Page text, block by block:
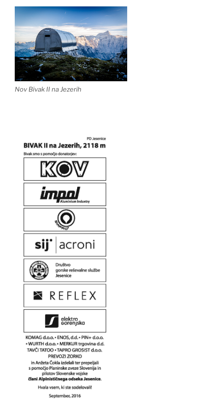
Nov Bivak II na Jezerih